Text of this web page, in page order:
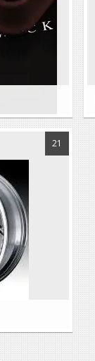
21